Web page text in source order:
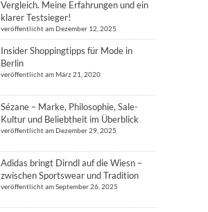
Vergleich. Meine Erfahrungen und ein
klarer Testsieger!
veröffentlicht am Dezember 12, 2025
Insider Shoppingtipps für Mode in
Berlin
veröffentlicht am März 21, 2020
Sézane – Marke, Philosophie, Sale-
Kultur und Beliebtheit im Überblick
veröffentlicht am Dezember 29, 2025
Adidas bringt Dirndl auf die Wiesn –
zwischen Sportswear und Tradition
veröffentlicht am September 26, 2025